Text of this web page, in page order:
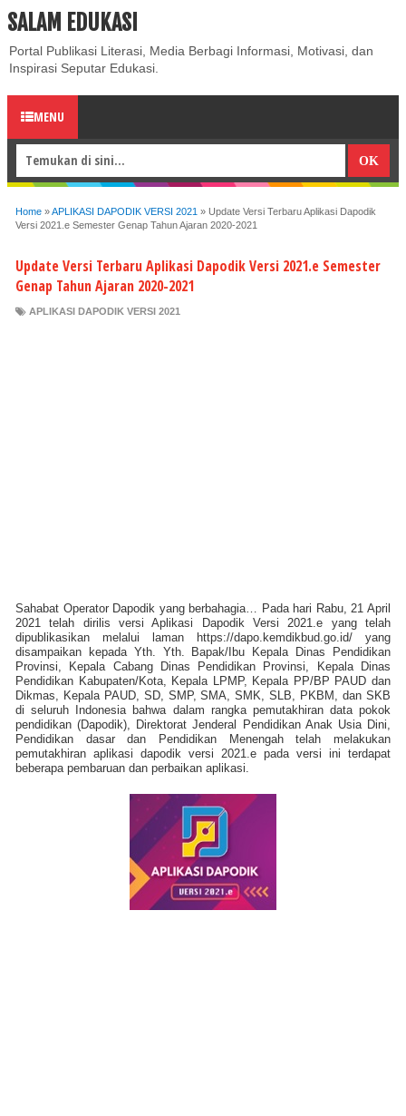
ABOUT CONTACT US
SALAM EDUKASI
Portal Publikasi Literasi, Media Berbagi Informasi, Motivasi, dan
Inspirasi Seputar Edukasi.
MENU
Home »APLIKASI DAPODIK VERSI 2021 » Update Versi Terbaru Aplikasi Dapodik
Versi 2021.e Semester Genap Tahun Ajaran 2020-2021
Update Versi Terbaru Aplikasi Dapodik Versi 2021.e Semester
Genap Tahun Ajaran 2020-2021
APLIKASI DAPODIK VERSI 2021
Sahabat Operator Dapodik yang berbahagia… Pada hari Rabu, 21 April
2021 telah dirilis versi Aplikasi Dapodik Versi 2021.e yang telah
dipublikasikan melalui laman https://dapo.kemdikbud.go.id/ yang
disampaikan kepada Yth. Yth. Bapak/Ibu Kepala Dinas Pendidikan
Provinsi, Kepala Cabang Dinas Pendidikan Provinsi, Kepala Dinas
Pendidikan Kabupaten/Kota, Kepala LPMP, Kepala PP/BP PAUD dan
Dikmas, Kepala PAUD, SD, SMP, SMA, SMK, SLB, PKBM, dan SKB
di seluruh Indonesia bahwa dalam rangka pemutakhiran data pokok
pendidikan (Dapodik), Direktorat Jenderal Pendidikan Anak Usia Dini,
Pendidikan dasar dan Pendidikan Menengah telah melakukan
pemutakhiran aplikasi dapodik versi 2021.e pada versi ini terdapat
beberapa pembaruan dan perbaikan aplikasi.